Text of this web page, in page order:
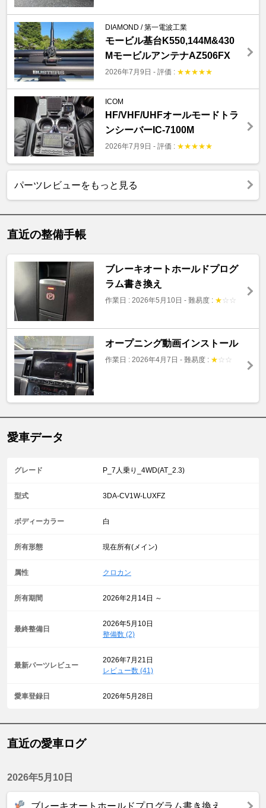
DIAMOND / 第一電波工業
モービル基台K550,144M&430
MモービルアンテナAZ506FX
2026年7月9日 - 評価 : ★★★★★
ICOM
HF/VHF/UHFオールモードトラ
ンシーバーIC-7100M
2026年7月9日 - 評価 : ★★★★★
パーツレビューをもっと見る
直近の整備手帳
ブレーキオートホールドプログ
ラム書き換え
作業日 : 2026年5月10日 - 難易度 : ★ ☆ ☆
オープニング動画インストール
作業日 : 2026年4月7日 - 難易度 : ★ ☆ ☆
愛車データ
グレード P_7人乗り_4WD(AT_2.3)
型式 3DA-CV1W-LUXFZ
ボディーカラー 白
所有形態 現在所有(メイン)
属性 クロカン
所有期間 2026年2月14日 ～
最終整備日
2026年5月10日
整備数 (2)
最新パーツレビュー
2026年7月21日
レビュー数 (41)
愛車登録日 2026年5月28日
直近の愛車ログ
2026年5月10日
ブレーキオートホールドプログラム書き換え